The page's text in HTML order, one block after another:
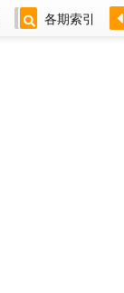
各期索引